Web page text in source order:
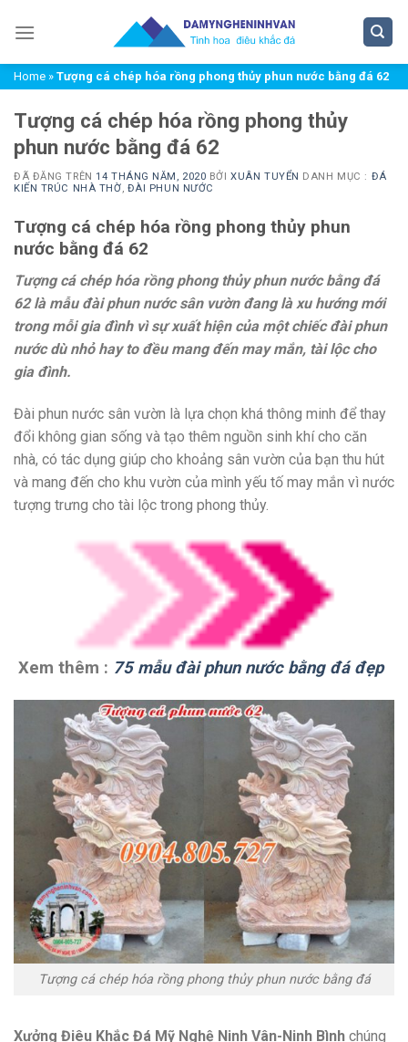
đến
dungHome » Tượng cá chép hóa rồng phong thủy phun nước bằng đá 62
Tượng cá chép hóa rồng phong thủy
phun nước bằng đá 62
ĐÃ ĐĂNG TRÊN14 THÁNG NĂM, 2020 BỞIXUÂN TUYỂN DANH MỤC : ĐÁ
KIẾN TRÚC NHÀ THỜ, ĐÀI PHUN NƯỚC
Tượng cá chép hóa rồng phong thủy phun
nước bằng đá 62
Tượng cá chép hóa rồng phong thủy phun nước bằng đá
62 là mẫu đài phun nước sân vườn đang là xu hướng mới
trong mỗi gia đình vì sự xuất hiện của một chiếc đài phun
nước dù nhỏ hay to đều mang đến may mắn, tài lộc cho
gia đình.
Đài phun nước sân vườn là lựa chọn khá thông minh để thay
đổi không gian sống và tạo thêm nguồn sinh khí cho căn
nhà, có tác dụng giúp cho khoảng sân vườn của bạn thu hút
và mang đến cho khu vườn của mình yếu tố may mắn vì nước
tượng trưng cho tài lộc trong phong thủy.
Xem thêm : 75 mẫu đài phun nước bằng đá đẹp
Tượng cá chép hóa rồng phong thủy phun nước bằng đá
Xưởng Điêu Khắc Đá Mỹ Nghệ Ninh Vân-Ninh Bình chúng